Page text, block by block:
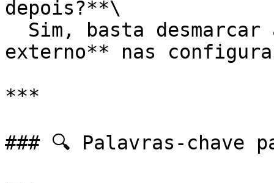
depois?**\
externo** nas
***
### 🔍 Palavras-chave